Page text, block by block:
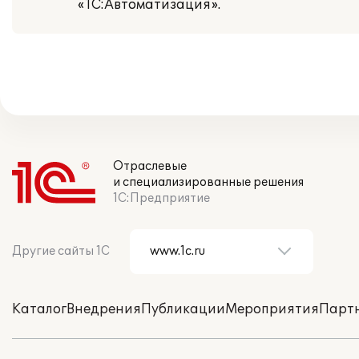
«1С:Автоматизация».
Отраслевые
и специализированные решения
1С:Предприятие
Другие сайты 1С
КаталогВнедренияПубликацииМероприятия